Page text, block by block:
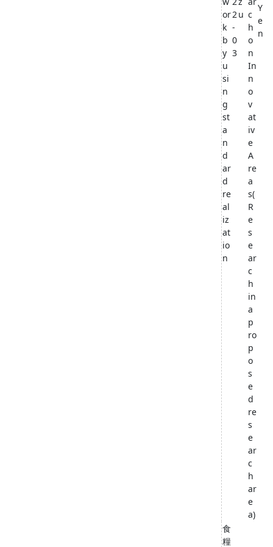
or
k
b
y
u
si
n
g
st
a
n
d
ar
d
re
al
iz
at
io
n
2
-
0
3
u c
h
o
n
In
n
o
v
at
iv
e
A
re
a
s(
R
e
s
e
ar
c
h
in
a
p
ro
p
o
s
e
d
re
s
e
ar
c
h
ar
e
a)
Y
e
n
食
糧